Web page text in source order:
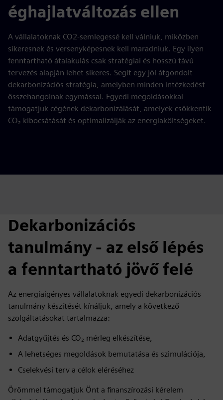
éghajlatváltozás ellen
A vállalatoknak CO2-semlegessé kell válniuk, miközben
sikeresnek és versenyképesnek kell maradniuk. Egy ilyen
fenntartható átalakulás csak stratégiai és hosszú távú
tervezés alapján lehet sikeres. Segít egy jól átgondolt
dekarbonizációs stratégia, amelyben minden intézkedést
összehangolnak egymással. Egyedi megoldásokkal
támogatjuk cégének dekarbonizálását, amelyek csökkentik
CO₂ kibocsátását és optimalizálják az energiaköltségeket.
Dekarbonizációs
tanulmány - az első lépés
a fenntartható jövő felé
Az energiaigényes vállalatoknak egyedi dekarbonizációs
tanulmány készítését kínáljuk, amely a következő
szolgáltatásokat tartalmazza:
Adatgyűjtés és CO₂ mérleg elkészítése,
A lehetséges megoldások bemutatása és szimulációja,
Cselekvési terv a célok eléréséhez
Örömmel támogatjuk Önt a finanszírozási kérelem